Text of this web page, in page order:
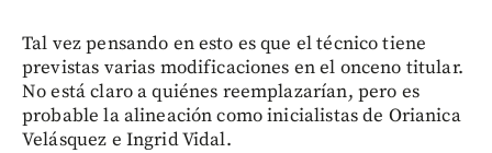
Tal vez pensando en esto es que el técnico tiene
previstas varias modificaciones en el onceno titular.
No está claro a quiénes reemplazarían, pero es
probable la alineación como inicialistas de Orianica
Velásquez e Ingrid Vidal.